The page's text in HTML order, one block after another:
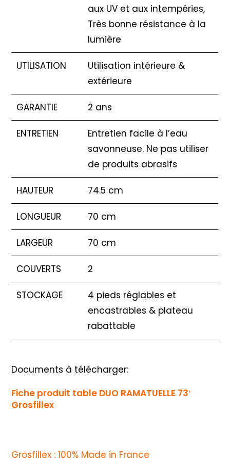
aux UV et aux intempéries,
Très bonne résistance à la
lumière
UTILISATION
Utilisation intérieure &
extérieure
GARANTIE 2 ans
ENTRETIEN
Entretien facile à l’eau
savonneuse. Ne pas utiliser
de produits abrasifs
HAUTEUR 74.5 cm
LONGUEUR 70 cm
LARGEUR 70 cm
COUVERTS 2
STOCKAGE
4 pieds réglables et
encastrables & plateau
rabattable
Documents à télécharger:
Fiche produit table DUO RAMATUELLE 73′
Grosfillex
Grosfillex : 100% Made in France